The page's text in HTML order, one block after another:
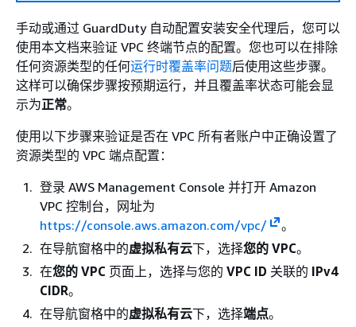
手动或通过 GuardDuty 自动配置安装安全代理后，您可以
使用本文档来验证 VPC 终端节点的配置。您也可以在排除
任何资源类型的任何运行时覆盖率问题后使用这些步骤。
这样可以确保步骤按预期运行，并且覆盖率状态可能会显
示为正常。
使用以下步骤来验证是否在 VPC 所有者账户中正确设置了
资源类型的 VPC 端点配置：
登录 AWS Management Console 并打开 Amazon
VPC 控制台，网址为
https://console.aws.amazon.com/vpc/
。
在导航窗格中的虚拟私有云下，选择您的 VPC。
在您的 VPC 页面上，选择与您的 VPC ID 关联的 IPv4
CIDR。
在导航窗格中的虚拟私有云下，选择端点。